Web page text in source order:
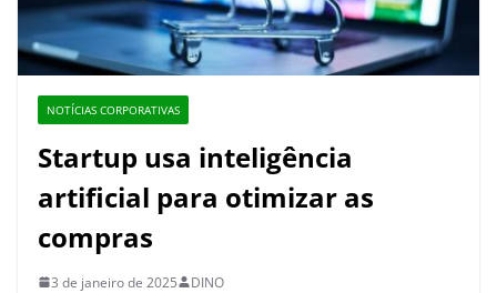
NOTÍCIAS CORPORATIVAS
Startup usa inteligência
artificial para otimizar as
compras
3 de janeiro de 2025 DINO